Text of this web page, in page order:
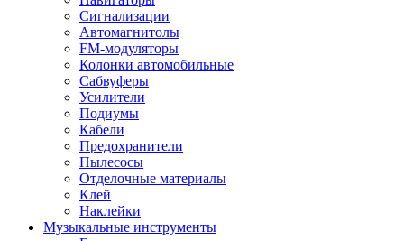
Сигнализации
Автомагнитолы
FM-модуляторы
Колонки автомобильные
Сабвуферы
Усилители
Подиумы
Кабели
Предохранители
Пылесосы
Отделочные материалы
Клей
Наклейки
Музыкальные инструменты